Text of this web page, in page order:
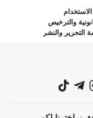
والترخيص
التحرير والنشر